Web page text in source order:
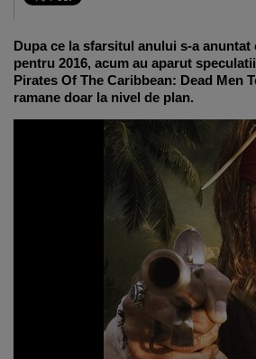
Dupa ce la sfarsitul anului s-a anuntat
pentru 2016, acum au aparut
Pirates Of The Caribbean: Dead Men
ramane doar la nivel de plan.